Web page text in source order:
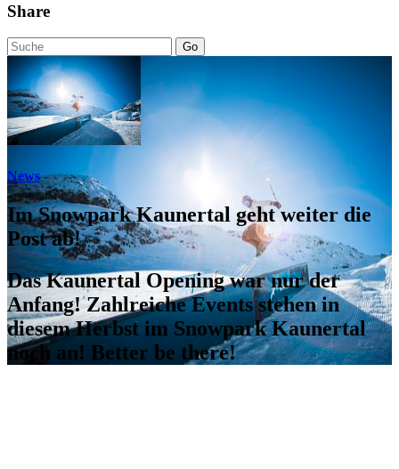
Share
Go
News
Im Snowpark Kaunertal geht weiter die
Post ab!
Das Kaunertal Opening war nur der
Anfang! Zahlreiche Events stehen in
diesem Herbst im Snowpark Kaunertal
noch an! Better be there!